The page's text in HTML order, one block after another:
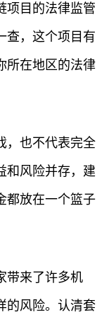
项目的法律监管
查，这个项目有
所在地区的法律
，也不代表完全
和风险并存，建
都放在一个篮子
带来了许多机
的风险。认清套